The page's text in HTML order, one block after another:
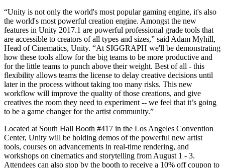
XR 게임
여러 플랫폼에서 XR 게임을 출시하세요.
멀티플레이어 게임
멀티플레이어 게임 개발을 간소화하세요.
“Unity is not only the world's most popular gaming engine, it's also
the world's most powerful creation engine. Amongst the new
features in Unity 2017.1 are powerful professional grade tools that
are accessible to creators of all types and sizes,” said Adam Myhill,
Head of Cinematics, Unity. “At SIGGRAPH we'll be demonstrating
how these tools allow for the big teams to be more productive and
for the little teams to punch above their weight. Best of all - this
flexibility allows teams the license to delay creative decisions until
later in the process without taking too many risks. This new
workflow will improve the quality of those creations, and give
creatives the room they need to experiment -- we feel that it’s going
to be a game changer for the artist community.”
Located at South Hall Booth #417 in the Los Angeles Convention
Center, Unity will be holding demos of the powerful new artist
tools, courses on advancements in real-time rendering, and
workshops on cinematics and storytelling from August 1 - 3.
Attendees can also stop by the booth to receive a 10% off coupon to